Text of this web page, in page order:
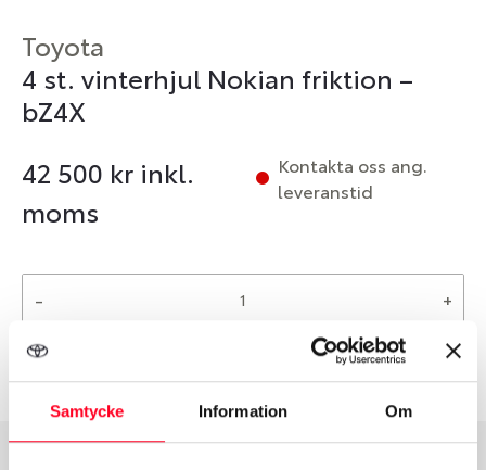
Samtycke Information Om
Toyota
4 st. vinterhjul Nokian friktion –
bZ4X
42 500 kr inkl.
moms
Kontakta oss ang.
leveranstid
- +